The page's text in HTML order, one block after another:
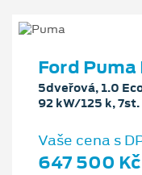
Ford
5dveřová, 1.0
92 kW/125 k,
Vaše cena s
647 500 Kč